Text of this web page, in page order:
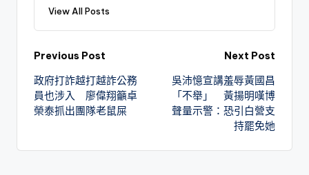
View All Posts
Previous Post
政府打詐越打越詐公務
員也涉入 廖偉翔籲卓
榮泰抓出團隊老鼠屎
Next Post
吳沛憶宣講羞辱黃國昌
「不舉」 黃揚明嘆博
聲量示警：恐引白營支
持罷免她